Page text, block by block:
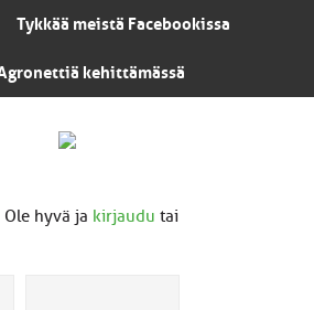
Tykkää meistä Facebookissa
kehittämässä
Ole hyvä ja kirjaudu tai